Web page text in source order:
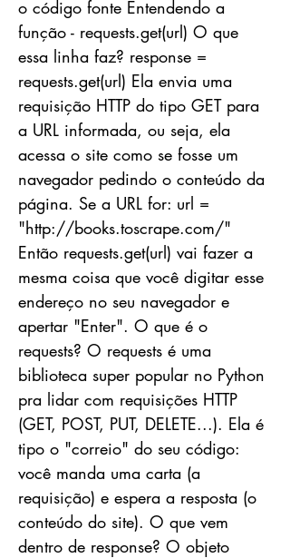
o código fonte Entendendo a
função - requests.get(url) O que
essa linha faz? response =
requests.get(url) Ela envia uma
requisição HTTP do tipo GET para
a URL informada, ou seja, ela
acessa o site como se fosse um
navegador pedindo o conteúdo da
página. Se a URL for: url =
"http://books.toscrape.com/"
Então requests.get(url) vai fazer a
mesma coisa que você digitar esse
endereço no seu navegador e
apertar "Enter". O que é o
requests? O requests é uma
biblioteca super popular no Python
pra lidar com requisições HTTP
(GET, POST, PUT, DELETE...). Ela é
tipo o "correio" do seu código:
você manda uma carta (a
requisição) e espera a resposta (o
conteúdo do site). O que vem
dentro de response? O objeto